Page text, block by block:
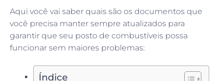
Aqui você vai saber quais são os documentos que
você precisa manter sempre atualizados para
garantir que seu posto de combustíveis possa
funcionar sem maiores problemas:
Índice